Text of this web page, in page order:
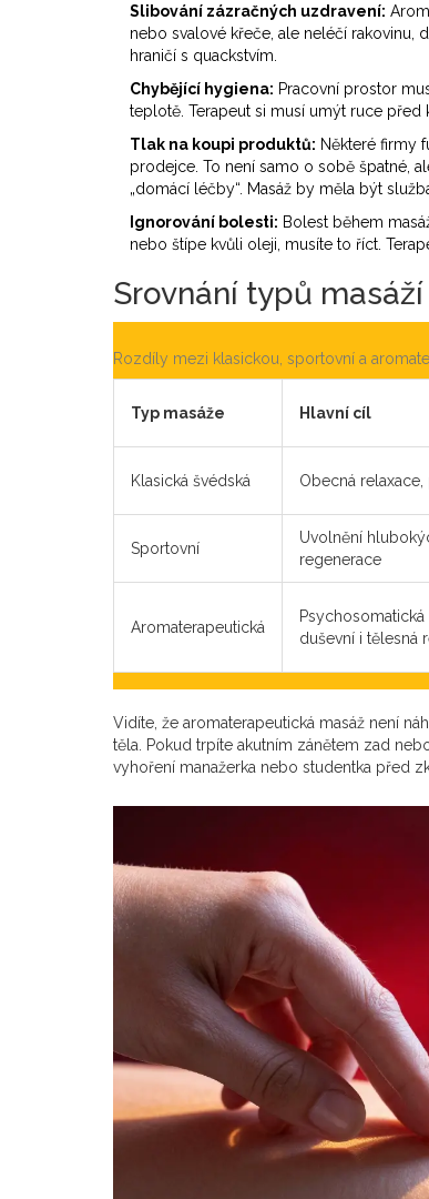
Slibování zázračných uzdravení:
nebo svalové křeče, ale neléčí rakovinu,
hraničí s quackstvím.
Chybějící hygiena: Pracovní prostor
teplotě. Terapeut si musí umýt ruce před
Tlak na koupi produktů: Některé firmy
prodejce. To není samo o sobě špatné,
„domácí léčby“. Masáž by měla být
Ignorování bolesti: Bolest během
nebo štípe kvůli oleji, musíte to říct.
Srovnání typů
Rozdíly mezi klasickou, sportovní a
Typ masáže Hlavní cíl
Klasická švédská Obecná
Sportovní
Uvolnění
regenerace
Aromaterapeutická
Psychosomatická
duševní i tělesná
Vidíte, že aromaterapeutická masáž není
těla. Pokud trpíte akutním zánětem zad
vyhoření manažerka nebo studentka před